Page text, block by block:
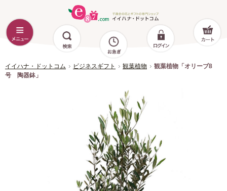
イイハナ・ドットコム ビジネスギフト 観葉植物
観葉植物「オリーブ8
号 陶器鉢」